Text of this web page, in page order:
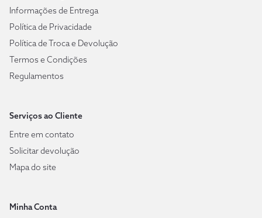
Informações de Entrega
Política de Privacidade
Política de Troca e Devolução
Termos e Condições
Regulamentos
Serviços ao Cliente
Entre em contato
Solicitar devolução
Mapa do site
Minha Conta